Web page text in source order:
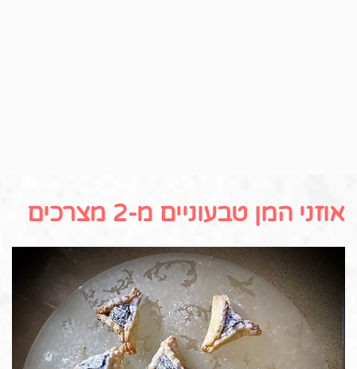
אוזני המן טבעוניים מ-2 מצרכים